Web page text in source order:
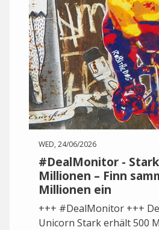
WED, 24/06/2026
#DealMonitor -
Millionen – Finn
Millionen ein
+++ #DealMonitor +++
Unicorn Stark erhält 500